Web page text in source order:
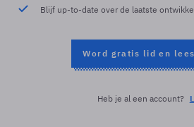
Blijf up-to-date over de laatste
Word gratis lid en
Heb je al een account?